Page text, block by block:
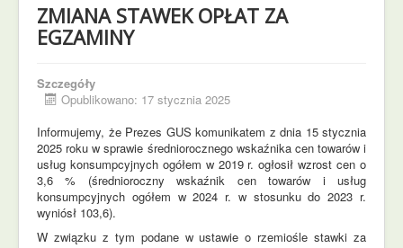
ZMIANA STAWEK OPŁAT ZA
EGZAMINY
Szczegóły
Opublikowano: 17 stycznia 2025
Informujemy, że Prezes GUS komunikatem z dnia 15 stycznia
2025 roku w sprawie średniorocznego wskaźnika cen towarów i
usług konsumpcyjnych ogółem w 2019 r. ogłosił wzrost cen o
3,6 % (średnioroczny wskaźnik cen towarów i usług
konsumpcyjnych ogółem w 2024 r. w stosunku do 2023 r.
wyniósł 103,6).
W związku z tym podane w ustawie o rzemiośle stawki za